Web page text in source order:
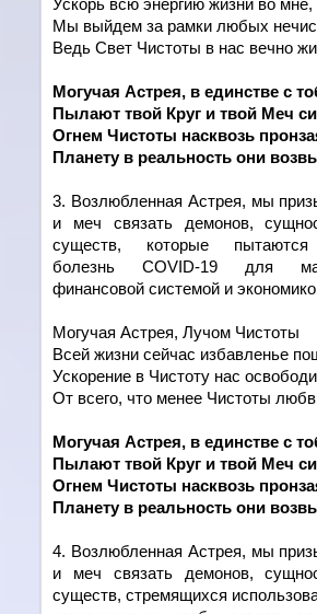
Ускорь всю энергию жизни во мне,
Мы выйдем за рамки любых
Ведь Свет Чистоты в нас вечно
Могучая Астрея, в единcтве с
Пылают твой Круг и твой Меч
Огнем Чистоты насквозь
Планету в реальность они
3. Возлюбленная Астрея, мы
и меч связать демонов,
существ, которые пытаются
болезньCOVID-19 для
финансовой системой и
Могучая Астрея, Лучом Чистоты
Всей жизни сейчас избавленье
Ускорение в Чистоту нас
От всего, что менее Чистоты
Могучая Астрея, в единcтве с
Пылают твой Круг и твой Меч
Огнем Чистоты насквозь
Планету в реальность они
4. Возлюбленная Астрея, мы
и меч связать демонов,
существ, стремящихся